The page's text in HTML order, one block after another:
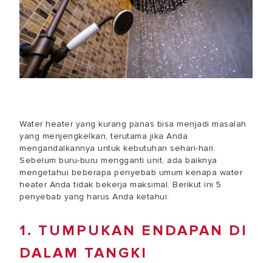
Water heater yang kurang panas bisa menjadi masalah
yang menjengkelkan, terutama jika Anda
mengandalkannya untuk kebutuhan sehari-hari.
Sebelum buru-buru mengganti unit, ada baiknya
mengetahui beberapa penyebab umum kenapa water
heater Anda tidak bekerja maksimal. Berikut ini 5
penyebab yang harus Anda ketahui:
1. TUMPUKAN ENDAPAN DI
DALAM TANGKI